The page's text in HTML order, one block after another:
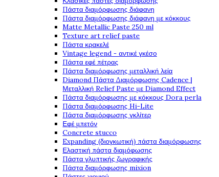
Πάστα διαμόρφωσης διάφανη
Πάστα διαμόρφωσης διάφανη με κόκκους
Matte Metallic Paste 250 ml
Texture art relief paste
Πάστα κρακελέ
Vintage legend - αντικέ γκέσο
Πάστα εφέ πέτρας
Πάστα διαμόρφωσης μεταλλική λεία
Diamond Πάστα Διαμόρφωσης Cadence |
Μεταλλική Relief Paste με Diamond Effect
Πάστα διαμόρφωσης με κόκκους Dora perla
Πάστα διαμόρφωσης Hi-Lite
Πάστα διαμόρφωσης γκλίτερ
Εφέ μπετόν
Concrete stucco
Expanding (διογκωτική) πάστα διαμόρφωσης
Ελαστική πάστα διαμόφωσης
Πάστα γλυπτικής ζωγραφικής
Πάστα διαμόρφωσης mixion